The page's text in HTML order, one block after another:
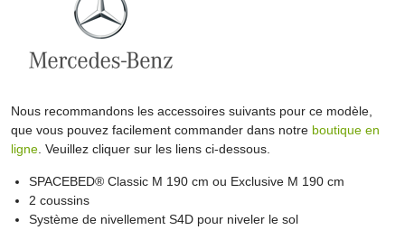
Nous recommandons les accessoires suivants pour ce modèle,
que vous pouvez facilement commander dans notre boutique en
ligne . Veuillez cliquer sur les liens ci-dessous.
SPACEBED® Classic M 190 cm ou Exclusive M 190 cm
2 coussins
Système de nivellement S4D pour niveler le sol